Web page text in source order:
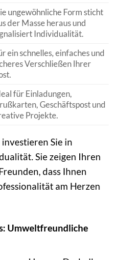
ungewöhnliche Form sticht
der Masse heraus und
Individualität.
ein schnelles, einfaches und
Verschließen Ihrer
für Einladungen,
Geschäftspost und
Projekte.
Sie in
Sie zeigen Ihren
dass Ihnen
am Herzen
Umweltfreundliche